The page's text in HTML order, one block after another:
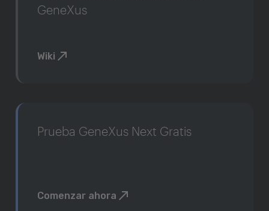
GeneXus
Wiki
Prueba GeneXus Next Gratis
Comenzar ahora